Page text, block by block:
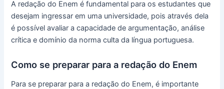
A redação do Enem é fundamental para os estudantes que
desejam ingressar em uma universidade, pois através dela
é possível avaliar a capacidade de argumentação, análise
crítica e domínio da norma culta da língua portuguesa.
Como se preparar para a redação do Enem
Para se preparar para a redação do Enem, é importante